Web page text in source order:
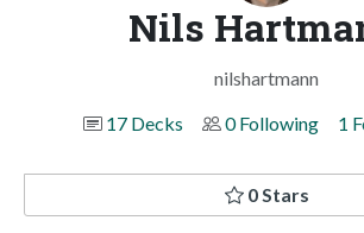
Nils
nilshartmann
17 Decks
0 Following 1
0 Stars